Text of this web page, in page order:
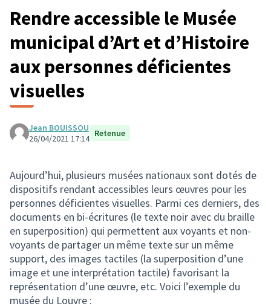
Rendre accessible le Musée
municipal d’Art et d’Histoire
aux personnes déficientes
visuelles
Jean BOUISSOU
26/04/2021 17:14 Retenue
Aujourd’hui, plusieurs musées nationaux sont dotés de
dispositifs rendant accessibles leurs œuvres pour les
personnes déficientes visuelles. Parmi ces derniers, des
documents en bi-écritures (le texte noir avec du braille
en superposition) qui permettent aux voyants et non-
voyants de partager un même texte sur un même
support, des images tactiles (la superposition d’une
image et une interprétation tactile) favorisant la
représentation d’une œuvre, etc. Voici l’exemple du
musée du Louvre :